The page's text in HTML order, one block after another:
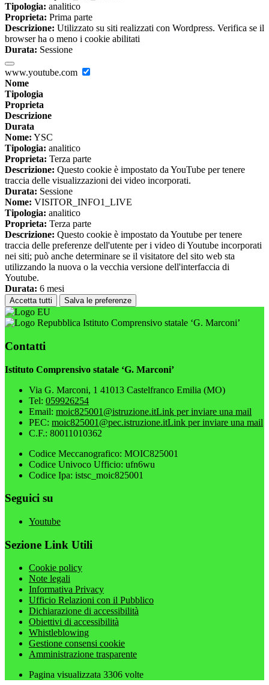
Tipologia: analitico
Proprieta: Prima parte
Descrizione: Utilizzato su siti realizzati con Wordpress. Verifica se il
browser ha o meno i cookie abilitati
Durata: Sessione
www.youtube.com
Nome
Tipologia
Proprieta
Descrizione
Durata
Nome: YSC
Tipologia: analitico
Proprieta: Terza parte
Descrizione: Questo cookie è impostato da YouTube per tenere
traccia delle visualizzazioni dei video incorporati.
Durata: Sessione
Nome: VISITOR_INFO1_LIVE
Tipologia: analitico
Proprieta: Terza parte
Descrizione: Questo cookie è impostato da Youtube per tenere
traccia delle preferenze dell'utente per i video di Youtube incorporati
nei siti; può anche determinare se il visitatore del sito web sta
utilizzando la nuova o la vecchia versione dell'interfaccia di
Youtube.
Durata: 6 mesi
Accetta tutti Salva le preferenze
Istituto Comprensivo statale ‘G. Marconi’
Contatti
Istituto Comprensivo statale ‘G. Marconi’
Via G. Marconi, 1 41013 Castelfranco Emilia (MO)
Tel: 059926254
Email: moic825001@istruzione.itLink per inviare una mail
PEC: moic825001@pec.istruzione.itLink per inviare una mail
C.F.: 80011010362
Codice Meccanografico: MOIC825001
Codice Univoco Ufficio: ufn6wu
Codice Ipa: istsc_moic825001
Seguici su
Youtube
Sezione Link Utili
Cookie policy
Note legali
Informativa Privacy
Ufficio Relazioni con il Pubblico
Dichiarazione di accessibilità
Obiettivi di accessibilità
Whistleblowing
Gestione consensi cookie
Amministrazione trasparente
Pagina visualizzata 3306 volte